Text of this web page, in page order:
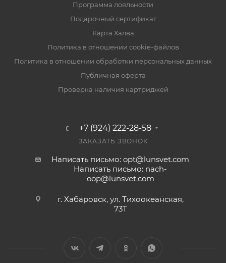
Программа лояльности
Подарочный сертификат
Карта Халва
Политика в отношении cookie-файлов
Политика в отношении обработки персональных данных
Публичная оферта
Проверка наличия картриджей
+7 (924) 222-28-58
ЗАКАЗАТЬ ЗВОНОК
Написать письмо: opt@lunsvet.com
Написать письмо: nach-
oop@lunsvet.com
г. Хабаровск, ул. Тихоокеанская,
73Т